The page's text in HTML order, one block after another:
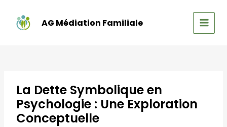
contenu
AG Médiation Familiale
MAIN
La Dette Symbolique en
Psychologie : Une Exploration
Conceptuelle